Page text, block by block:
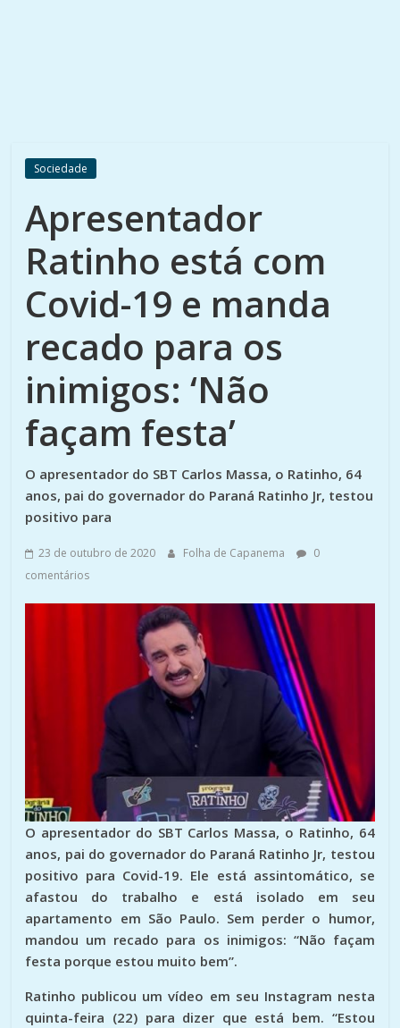
Sociedade
Apresentador
Ratinho está com
Covid-19 e manda
recado para os
inimigos: ‘Não
façam festa’
O apresentador do SBT Carlos Massa, o Ratinho, 64
anos, pai do governador do Paraná Ratinho Jr, testou
positivo para
23 de outubro de 2020 Folha de Capanema
0
comentários
O apresentador do SBT Carlos Massa, o Ratinho, 64
anos, pai do governador do Paraná Ratinho Jr, testou
positivo para Covid-19. Ele está assintomático, se
afastou do trabalho e está isolado em seu
apartamento em São Paulo. Sem perder o humor,
mandou um recado para os inimigos: “Não façam
festa porque estou muito bem”.
Ratinho publicou um vídeo em seu Instagram nesta
quinta-feira (22) para dizer que está bem. “Estou